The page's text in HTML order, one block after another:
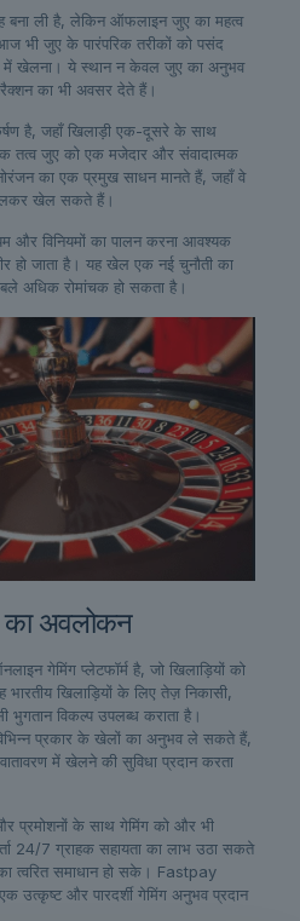
बना ली है, लेकिन ऑफलाइन जुए का महत्व
भी जुए के पारंपरिक तरीकों को पसंद
खेलना। ये स्थान न केवल जुए का अनुभव
का भी अवसर देते हैं।
है, जहाँ खिलाड़ी एक-दूसरे के साथ
तत्व जुए को एक मजेदार और संवादात्मक
का एक प्रमुख साधन मानते हैं, जहाँ वे
खेल सकते हैं।
और विनियमों का पालन करना आवश्यक
हो जाता है। यह खेल एक नई चुनौती का
अधिक रोमांचक हो सकता है।
अवलोकन
गेमिंग प्लेटफॉर्म है, जो खिलाड़ियों को
खिलाड़ियों के लिए तेज़ निकासी,
विकल्प उपलब्ध कराता है।
प्रकार के खेलों का अनुभव ले सकते हैं,
में खेलने की सुविधा प्रदान करता
प्रमोशनों के साथ गेमिंग को और भी
24/7 ग्राहक सहायता का लाभ उठा सकते
त्वरित समाधान हो सके। Fastpay
उत्कृष्ट और पारदर्शी गेमिंग अनुभव प्रदान